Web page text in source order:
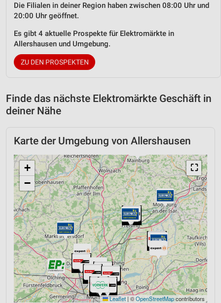
Die Filialen in deiner Region haben zwischen 08:00 Uhr und
20:00 Uhr geöffnet.
Es gibt 4 aktuelle Prospekte für Elektromärkte in
Allershausen und Umgebung.
ZU DEN PROSPEKTEN
Finde das nächste Elektromärkte Geschäft in
deiner Nähe
Karte der Umgebung von Allershausen
⛶
+
−
Leaflet | ©OpenStreetMapcontributors